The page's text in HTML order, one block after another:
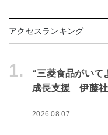
アクセスランキング
1.
“三菱食品がい
成長支援 伊藤
2026.08.07